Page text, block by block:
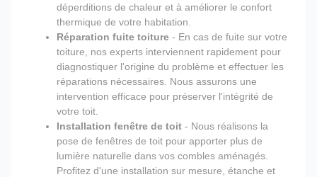
déperditions de chaleur et à améliorer le confort
thermique de votre habitation.
Réparation fuite toiture - En cas de fuite sur votre
toiture, nos experts interviennent rapidement pour
diagnostiquer l'origine du problème et effectuer les
réparations nécessaires. Nous assurons une
intervention efficace pour préserver l'intégrité de
votre toit.
Installation fenêtre de toit - Nous réalisons la
pose de fenêtres de toit pour apporter plus de
lumière naturelle dans vos combles aménagés.
Profitez d'une installation sur mesure, étanche et